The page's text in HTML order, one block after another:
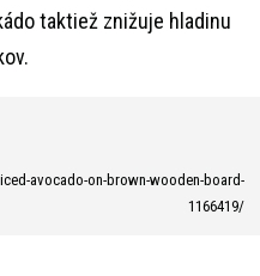
taktiež znižuje hladinu
avocado-on-brown-wooden-board-
1166419/